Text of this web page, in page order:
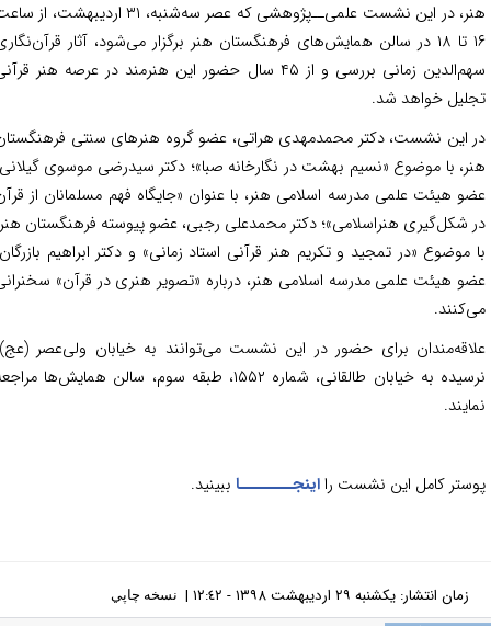
هنر، در این نشست علمی‌ــ‌پژوهشی که عصر سه‌شنبه، ۳۱ اردیبهشت، از ساعت
۱۶ تا ۱۸ در سالن همایش‌های فرهنگستان هنر برگزار می‌شود، آثار قرآن‌نگاری
سهم‌الدین زمانی بررسی و از ۴۵ سال حضور این هنرمند در عرصه هنر قرآنی
خواهد شد.
این نشست، دکتر محمدمهدی هراتی، عضو گروه هنرهای سنتی فرهنگستان
با موضوع «نسیم بهشت در نگارخانه صبا»؛ دکتر سیدرضی موسوی گیلانی،
هیئت علمی مدرسه اسلامی هنر، با عنوان «جایگاه فهم مسلمانان از قرآن
شکل‌گیری هنراسلامی»؛ دکتر محمدعلی رجبی، عضو پیوسته فرهنگستان هنر،
موضوع «در تمجید و تکریم هنر قرآنی استاد زمانی» و دکتر ابراهیم بازرگان،
هیئت علمی مدرسه اسلامی هنر، درباره «تصویر هنری در قرآن» سخنرانی
برای حضور در این نشست می‌توانند به خیابان ولی‌عصر (عج)،
نرسیده به خیابان طالقانی، شماره ۱۵۵۲، طبقه سوم، سالن همایش‌ها مراجعه
کامل این نشست را اینجــــــــاببینید.
زمان انتشار: يکشنبه ٢٩ ارديبهشت ١٣٩٨ - ١٢:٤٢ | نسخه چاپي